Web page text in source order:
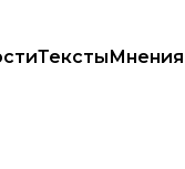
ТекстыМнения
в российском плену